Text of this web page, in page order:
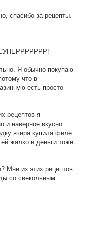
спасибо за рецепты.
СУПЕРРРРРРР!
Я обычно покупаю
что в
есть просто
рецептов я
и наверное вкусно
вчера купила филе
жалко и деньги тоже
Мне из этих рецептов
со свекольным